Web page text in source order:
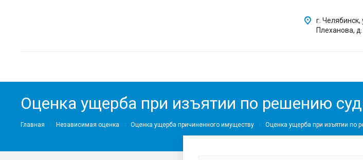
г. Челябинск,
Плеханова,
Оценка ущерба при изъятии по решению
Главная Независимая оценка Оценка ущерба причиненного имуществу Оценка ущерба при изъятии по